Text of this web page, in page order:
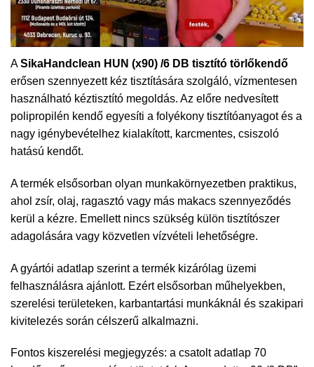
ASikaHandclean HUN (x90) /6 DB tisztító törlőkendő
erősen szennyezett kéz tisztítására szolgáló, vízmentesen
használható kéztisztító megoldás. Az előre nedvesített
polipropilén kendő egyesíti a folyékony tisztítóanyagot és a
nagy igénybevételhez kialakított, karcmentes, csiszoló
hatású kendőt.
A termék elsősorban olyan munkakörnyezetben praktikus,
ahol zsír, olaj, ragasztó vagy más makacs szennyeződés
kerül a kézre. Emellett nincs szükség külön tisztítószer
adagolására vagy közvetlen vízvételi lehetőségre.
A gyártói adatlap szerint a termék kizárólag üzemi
felhasználásra ajánlott. Ezért elsősorban műhelyekben,
szerelési területeken, karbantartási munkáknál és szakipari
kivitelezés során célszerű alkalmazni.
Fontos kiszerelési megjegyzés: a csatolt adatlap 70